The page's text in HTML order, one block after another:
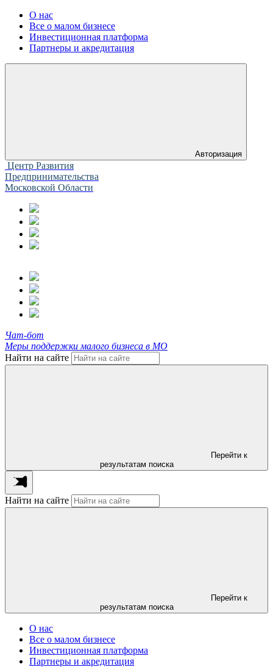
О нас
Все о малом бизнесе
Инвестиционная платформа
Партнеры и акредитация
Авторизация
Центр Развития
Предпринимательства
Московской Области
Чат-бот
Меры поддержки малого бизнеса в МО
Найти на сайте
Перейти к
результатам поиска
Найти на сайте
Перейти к
результатам поиска
О нас
Все о малом бизнесе
Инвестиционная платформа
Партнеры и акредитация